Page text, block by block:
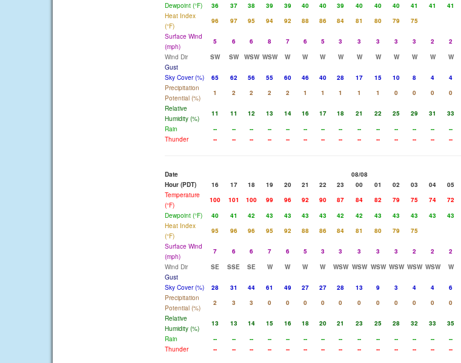
Dewpoint (°F)
36 37 38 39 39 40 40 39 40 40 40 41 41 41
Heat Index
(°F)
96 97 95 94 92 88 86 84 81 80 79 75
Surface Wind
(mph)
5 6 6 8 7 6 5 3 3 3 3 3 2 2
Wind Dir
SW SW WSW WSW W W W W W W W W W W
Gust
Sky Cover (%)
65 62 56 55 60 46 40 28 17 15 10 8 4 4
Precipitation
Potential (%)
1 2 2 2 2 1 1 1 1 1 0 0 0 0
Relative
Humidity (%)
11 11 12 13 14 16 17 18 21 22 25 29 31 33
Rain
-- -- -- -- -- -- -- -- -- -- -- -- -- --
Thunder
-- -- -- -- -- -- -- -- -- -- -- -- -- --
Date
08/08
Hour (PDT)
16 17 18 19 20 21 22 23 00 01 02 03 04 05
Temperature
(°F)
100 101 100 99 96 92 90 87 84 82 79 75 74 72
Dewpoint (°F)
40 41 42 43 43 43 43 42 42 43 43 43 43 43
Heat Index
(°F)
95 96 96 95 92 88 86 84 81 80 79 75
Surface Wind
(mph)
7 6 6 7 6 5 3 3 3 3 3 2 2 2
Wind Dir
SE SSE SE W W W W WSW WSW WSW WSW WSW WSW W
Gust
Sky Cover (%)
28 31 44 61 49 27 27 28 13 9 3 4 4 6
Precipitation
Potential (%)
2 3 3 0 0 0 0 0 0 0 0 0 0 0
Relative
Humidity (%)
13 13 14 15 16 18 20 21 23 25 28 32 33 35
Rain
-- -- -- -- -- -- -- -- -- -- -- -- -- --
Thunder
-- -- -- -- -- -- -- -- -- -- -- -- -- --